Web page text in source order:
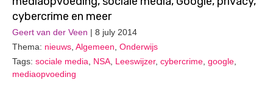
cybercrime en meer
Geert van der Veen | 8 july 2014
Thema: nieuws Algemeen Onderwijs
Tags: sociale media NSA Leeswijzer, cybercrime google
mediaopvoeding